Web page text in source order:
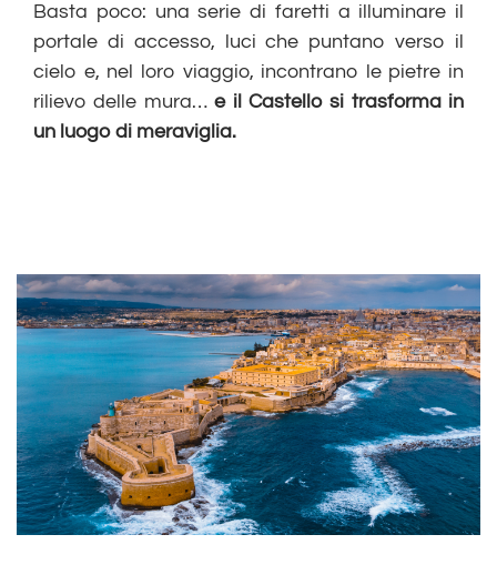
Basta poco: una serie di faretti a illuminare il
portale di accesso, luci che puntano verso il
cielo e, nel loro viaggio, incontrano le pietre in
rilievo delle mura…e il Castello si trasforma in
un luogo di meraviglia.